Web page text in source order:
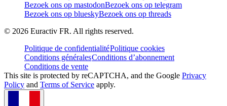
Bezoek ons op mastodonBezoek ons op telegram
Bezoek ons op blueskyBezoek ons op threads
© 2026 Euractiv FR. All rights reserved.
Politique de confidentialitéPolitique cookies
Conditions généralesConditions d’abonnement
Conditions de vente
This site is protected by reCAPTCHA, and the Google Privacy
Policy and Terms of Service apply.